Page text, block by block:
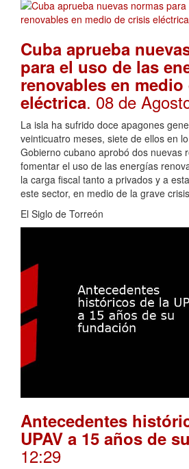
Cuba aprueba
para el uso de las
renovables en
eléctrica. 08 de
La isla ha sufrido doce apagones
veinticuatro meses, siete de ellos en
Gobierno cubano aprobó dos nuevas
fomentar el uso de las energías
la carga fiscal tanto a privados y a
este sector, en medio de la grave
El Siglo de Torreón
Antecedentes
UPAV a 15 años de
12:29